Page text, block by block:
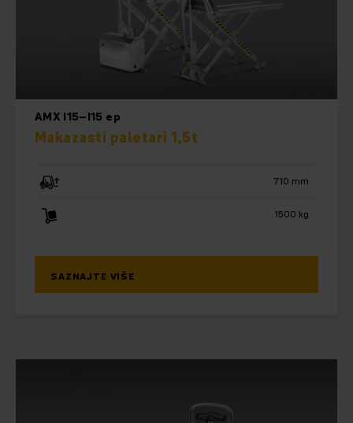
AMX I15–I15 ep
Makazasti paletari 1,5t
710 mm
1500 kg
SAZNAJTE VIŠE